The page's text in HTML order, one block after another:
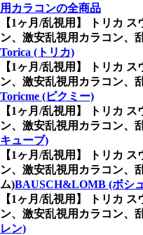
用カラコンの全商品
【1ヶ月/乱視用】 トリカ
ン、激安乱視用カラコン、
Torica (トリカ)
【1ヶ月/乱視用】 トリカ
ン、激安乱視用カラコン、
Toricme (ピクミー)
【1ヶ月/乱視用】 トリカ
ン、激安乱視用カラコン、
キューブ)
【1ヶ月/乱視用】 トリカ
ン、激安乱視用カラコン、
ム)BAUSCH&LOMB (ボシ
【1ヶ月/乱視用】 トリカ
ン、激安乱視用カラコン、
レン)